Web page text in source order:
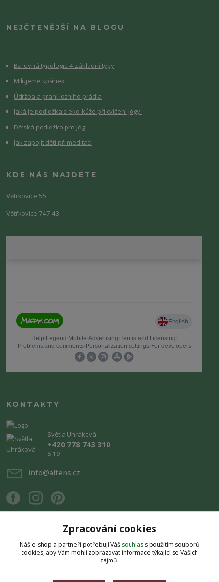
NEJČTENĚJŠÍ NA BLOGU
Barevná typologie 4 základní typy
Milujeme spánek
Údržba a praní ložního prádla
Jaká je podložka z eko-kůže při cvičení jógy
Dětská podložka pro jógu
Jak zapojit děti při meditaci
KDE NÁS NAJDETE
Větřkovice 55
Větřkovice 747 43
KONTAKTY
Světla Uhráková
+420 778 743 310
8-19
info@altens.cz
Upravit sběr cookies.
Zpracování cookies
Náš e-shop a partneři potřebují Váš souhlas s použitím souborů
cookies, aby Vám mohli zobrazovat informace týkající se Vašich
zájmů.